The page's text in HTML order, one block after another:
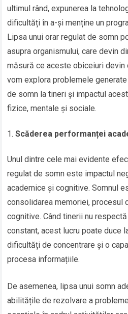
ultimul rând, expunerea la
dificultăți în a-și menține un
Lipsa unui orar regulat de somn
asupra organismului, care devin
măsură ce aceste obiceiuri devin
vom explora problemele
de somn la tineri și impactul
fizice, mentale și sociale.
Scăderea performanței
Unul dintre cele mai evidente
regulat de somn este impactul
academice și cognitive. Somnul
consolidarea memoriei, procesul
cognitive. Când tinerii nu
constant, acest lucru poate duce
dificultăți de concentrare și o
procesa informațiile.
De asemenea, lipsa unui somn
abilitățile de rezolvare a